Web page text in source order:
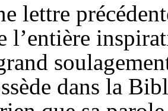
lettre
l’entière
dans la